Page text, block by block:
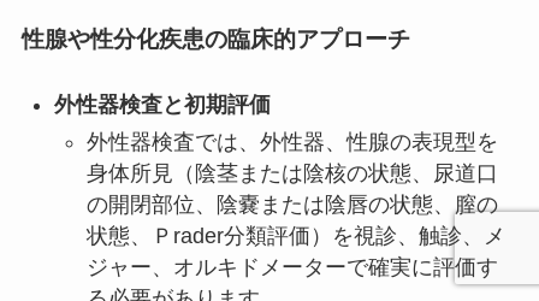
性腺や性分化疾患の臨床的アプローチ
外性器検査と初期評価
外性器検査では、外性器、性腺の表現型を
身体所見（陰茎または陰核の状態、尿道口
の開閉部位、陰嚢または陰唇の状態、膣の
状態、Ｐrader分類評価）を視診、触診、メ
ジャー、オルキドメーターで確実に評価す